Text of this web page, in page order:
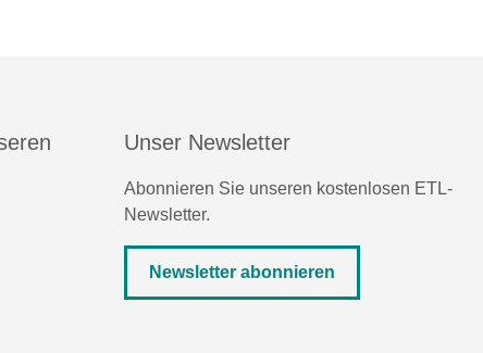
Unser Newsletter
Abonnieren Sie unseren kostenlosen ETL-
Newsletter.
Newsletter abonnieren